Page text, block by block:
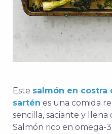
Este salmón en costra
sartén es una comida
sencilla, saciante y llena
Salmón rico en omega-3